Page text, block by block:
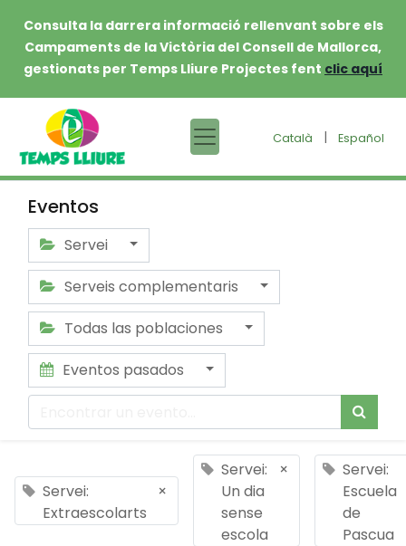
Consulta la darrera informació rellenvant sobre els
Campaments de la Victòria del Consell de Mallorca,
gestionats per Temps Lliure Projectes fent clic aquí
Català | Español
Eventos
Servei
Serveis complementaris
Todas las poblaciones
Eventos pasados
Servei:
Extraescolarts
×
Servei:
Un dia
sense
escola
×
Servei:
Escuela
de
Pascua